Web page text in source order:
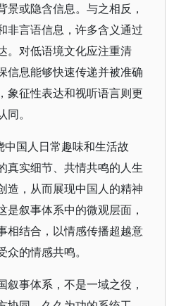
或隐含信息。与之相反，
非言语信息，许多含义通过
。对低语境文化应注重清
信息能够快速传递并被准确
象征性表达和视听语言则更
。
中国人日常趣味和生活故
真实细节、共情共鸣的人生
造，从而展现中国人的精神
是叙事体系中的微观层面，
相结合，以情感传播超越意
的情感共鸣。
叙事体系，不是一域之役，